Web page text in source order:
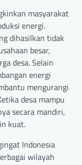
masyarakat
energi.
dihasilkan tidak
besar,
desa. Selain
energi
mengurangi
desa mampu
secara mandiri,
kuat.
Indonesia
wilayah